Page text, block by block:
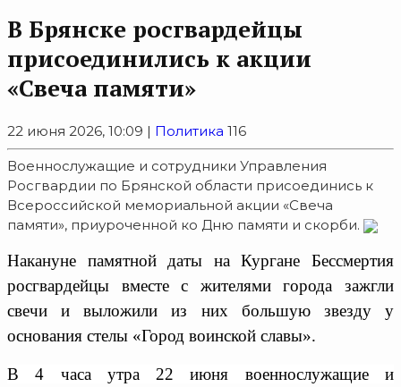
В Брянске росгвардейцы
присоединились к акции
«Свеча памяти»
22 июня 2026, 10:09 | Политика 116
Военнослужащие и сотрудники Управления
Росгвардии по Брянской области присоединись к
Всероссийской мемориальной акции «Свеча
памяти», приуроченной ко Дню памяти и скорби.
Накануне памятной даты на Кургане Бессмертия
росгвардейцы вместе с жителями города зажгли
свечи и выложили из них большую звезду у
основания стелы «Город воинской славы».
В 4 часа утра 22 июня военнослужащие и